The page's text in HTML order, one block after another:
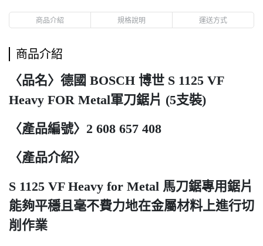
商品介紹 規格說明 運送方式
商品介紹
〈品名〉德國 BOSCH 博世 S 1125 VF
Heavy FOR Metal軍刀鋸片 (5支裝)
〈產品編號〉2 608 657 408
〈產品介紹〉
S 1125 VF Heavy for Metal 馬刀鋸專用鋸片
能夠平穩且毫不費力地在金屬材料上進行切
削作業